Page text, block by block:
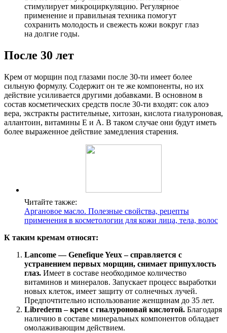
стимулирует микроциркуляцию. Регулярное
применение и правильная техника помогут
сохранить молодость и свежесть кожи вокруг глаз
на долгие годы.
После 30 лет
Крем от морщин под глазами после 30-ти имеет более
сильную формулу. Содержит он те же компоненты, но их
действие усиливается другими добавками. В основном в
состав косметических средств после 30-ти входят: сок алоэ
вера, экстракты растительные, хитозан, кислота гиалуроновая,
аллантоин, витамины Е и А. В таком случае они будут иметь
более выраженное действие замедления старения.
Читайте также:
Аргановое масло. Полезные свойства, рецепты
применения в косметологии для кожи лица, тела, волос
К таким кремам относят:
Lancome — Genefique Yeux – справляется с
устранением первых морщин, снимает припухлость
глаз. Имеет в составе необходимое количество
витаминов и минералов. Запускает процесс выработки
новых клеток, имеет защиту от солнечных лучей.
Предпочтительно использование женщинам до 35 лет.
Librederm – крем с гиалуроновай кислотой. Благодаря
наличию в составе минеральных компонентов обладает
омолаживающим действием.